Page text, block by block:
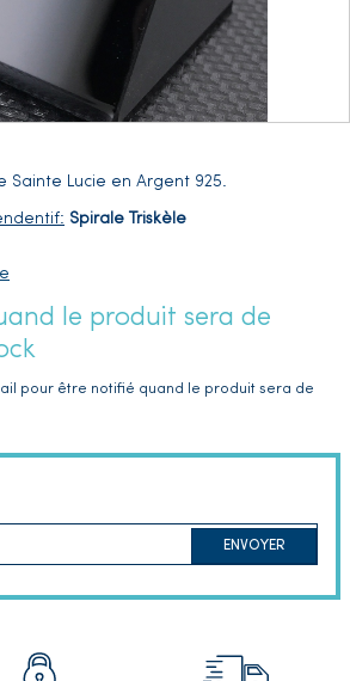
Sainte Lucie en Argent 925.
Spirale Triskèle
le produit sera de
pour être notifié quand le produit sera de
ENVOYER